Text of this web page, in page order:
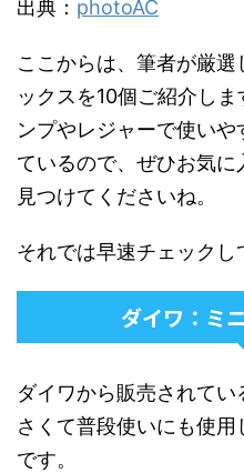
出典： photoAC
ここからは、筆者が厳
ックスを10個ご紹介し
ンプやレジャーで使い
ているので、ぜひお気
見つけてくださいね。
それでは早速チェックし
ダイワ：ミ
ダイワから販売されて
さくて普段使いにも使
です。